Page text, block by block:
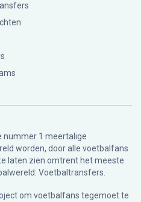
nummer 1 meertalige
worden, door alle voetbalfans
laten zien omtrent het meeste
Voetbaltransfers.
om voetbalfans tegemoet te